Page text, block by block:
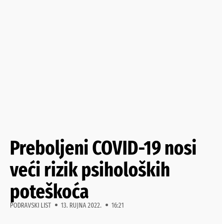
Preboljeni COVID-19 nosi
veći rizik psiholoških
poteškoća
PODRAVSKI LIST 13. RUJNA 2022. 16:21